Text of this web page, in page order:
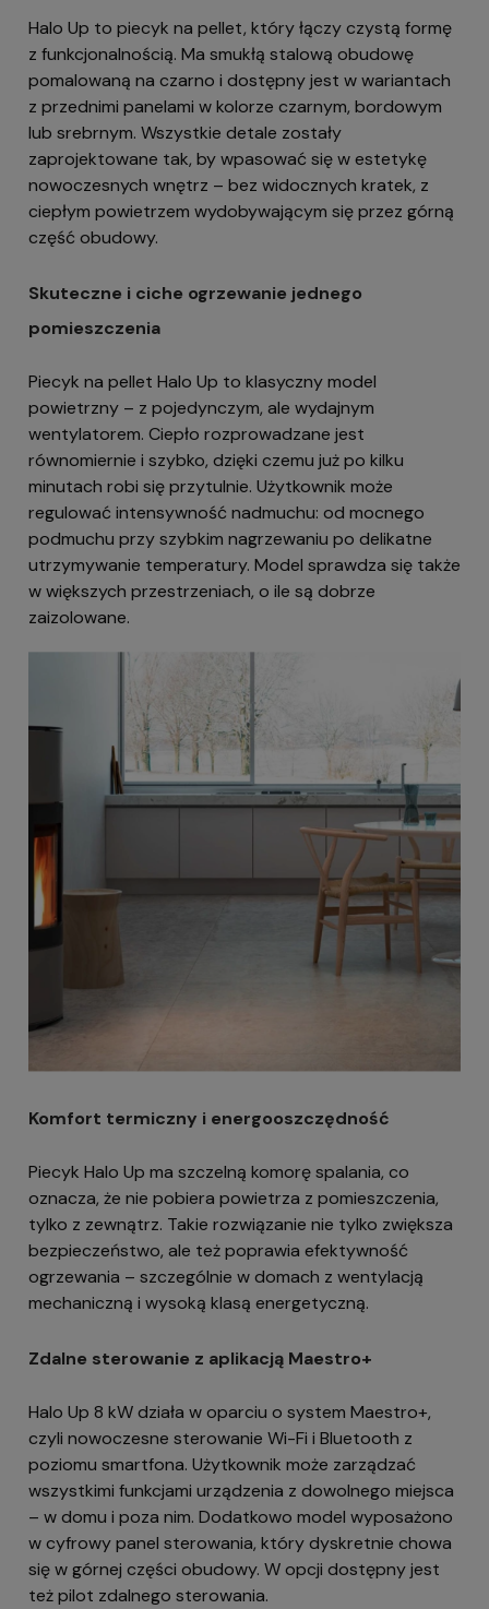
Halo Up to piecyk na pellet, który łączy czystą formę
z funkcjonalnością. Ma smukłą stalową obudowę
pomalowaną na czarno i dostępny jest w wariantach
z przednimi panelami w kolorze czarnym, bordowym
lub srebrnym. Wszystkie detale zostały
zaprojektowane tak, by wpasować się w estetykę
nowoczesnych wnętrz – bez widocznych kratek, z
ciepłym powietrzem wydobywającym się przez górną
część obudowy.
Skuteczne i ciche ogrzewanie jednego
pomieszczenia
Piecyk na pellet Halo Up to klasyczny model
powietrzny – z pojedynczym, ale wydajnym
wentylatorem. Ciepło rozprowadzane jest
równomiernie i szybko, dzięki czemu już po kilku
minutach robi się przytulnie. Użytkownik może
regulować intensywność nadmuchu: od mocnego
podmuchu przy szybkim nagrzewaniu po delikatne
utrzymywanie temperatury. Model sprawdza się także
w większych przestrzeniach, o ile są dobrze
zaizolowane.
Komfort termiczny i energooszczędność
Piecyk Halo Up ma szczelną komorę spalania, co
oznacza, że nie pobiera powietrza z pomieszczenia,
tylko z zewnątrz. Takie rozwiązanie nie tylko zwiększa
bezpieczeństwo, ale też poprawia efektywność
ogrzewania – szczególnie w domach z wentylacją
mechaniczną i wysoką klasą energetyczną.
Zdalne sterowanie z aplikacją Maestro+
Halo Up 8 kW działa w oparciu o system Maestro+,
czyli nowoczesne sterowanie Wi-Fi i Bluetooth z
poziomu smartfona. Użytkownik może zarządzać
wszystkimi funkcjami urządzenia z dowolnego miejsca
– w domu i poza nim. Dodatkowo model wyposażono
w cyfrowy panel sterowania, który dyskretnie chowa
się w górnej części obudowy. W opcji dostępny jest
też pilot zdalnego sterowania.